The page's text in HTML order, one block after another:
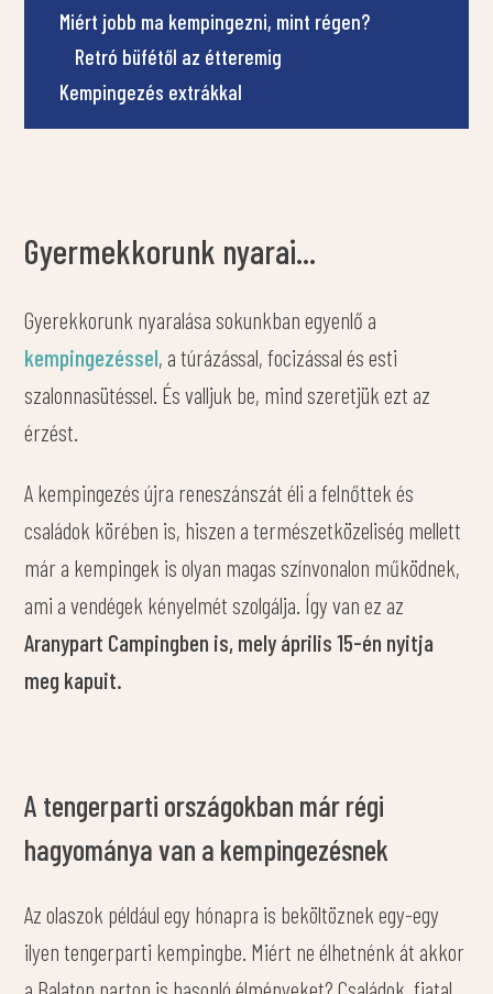
Miért jobb ma kempingezni, mint régen?
Retró büfétől az étteremig
Kempingezés extrákkal
Gyermekkorunk nyarai...
Gyerekkorunk nyaralása sokunkban egyenlő a
kempingezéssel, a túrázással, focizással és esti
szalonnasütéssel. És valljuk be, mind szeretjük ezt az
érzést.
A kempingezés újra reneszánszát éli a felnőttek és
családok körében is, hiszen a természetközeliség mellett
már a kempingek is olyan magas színvonalon működnek,
ami a vendégek kényelmét szolgálja. Így van ez az
Aranypart Campingben is, mely április 15-én nyitja
meg kapuit.
A tengerparti országokban már régi
hagyománya van a kempingezésnek
Az olaszok például egy hónapra is beköltöznek egy-egy
ilyen tengerparti kempingbe. Miért ne élhetnénk át akkor
a Balaton parton is hasonló élményeket? Családok, fiatal